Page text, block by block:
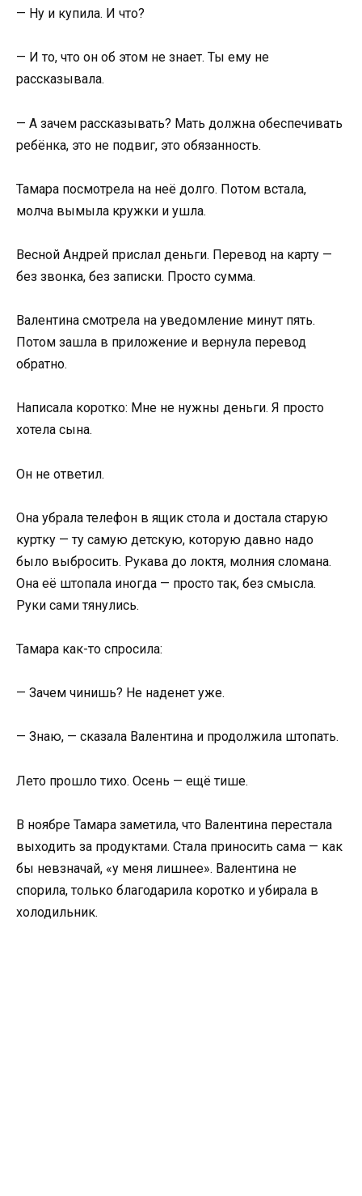
— Ну и купила. И что?
— И то, что он об этом не знает. Ты ему не
рассказывала.
— А зачем рассказывать? Мать должна обеспечивать
ребёнка, это не подвиг, это обязанность.
Тамара посмотрела на неё долго. Потом встала,
молча вымыла кружки и ушла.
Весной Андрей прислал деньги. Перевод на карту —
без звонка, без записки. Просто сумма.
Валентина смотрела на уведомление минут пять.
Потом зашла в приложение и вернула перевод
обратно.
Написала коротко: Мне не нужны деньги. Я просто
хотела сына.
Он не ответил.
Она убрала телефон в ящик стола и достала старую
куртку — ту самую детскую, которую давно надо
было выбросить. Рукава до локтя, молния сломана.
Она её штопала иногда — просто так, без смысла.
Руки сами тянулись.
Тамара как-то спросила:
— Зачем чинишь? Не наденет уже.
— Знаю, — сказала Валентина и продолжила штопать.
Лето прошло тихо. Осень — ещё тише.
В ноябре Тамара заметила, что Валентина перестала
выходить за продуктами. Стала приносить сама — как
бы невзначай, «у меня лишнее». Валентина не
спорила, только благодарила коротко и убирала в
холодильник.